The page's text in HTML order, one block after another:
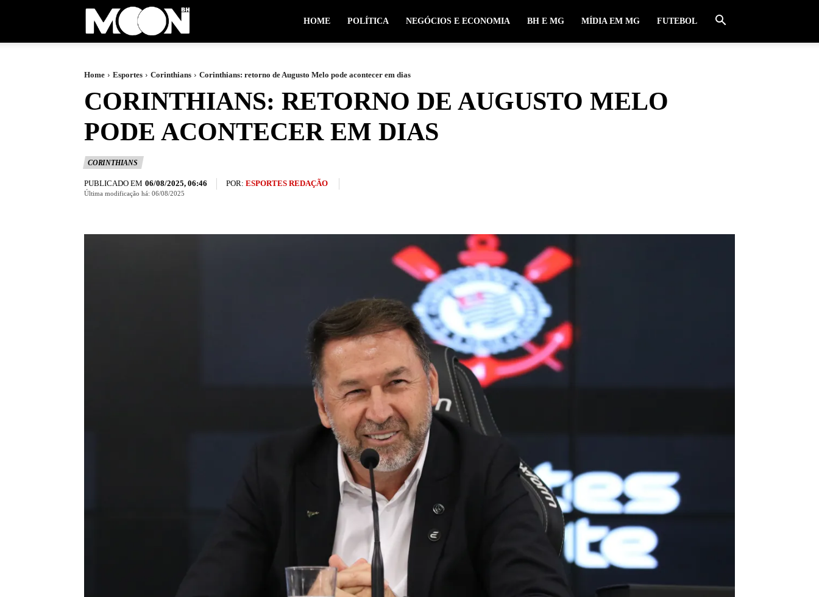
HOME POLÍTICA NEGÓCIOS E ECONOMIA BH E MG MÍDIA EM MG FUTEBOL
Home Esportes Corinthians Corinthians: retorno de Augusto Melo pode acontecer em dias
CORINTHIANS: RETORNO DE AUGUSTO MELO
PODE ACONTECER EM DIAS
CORINTHIANS
PUBLICADO EM 06/08/2025, 06:46 POR: ESPORTES REDAÇÃO
Última modificação há: 06/08/2025